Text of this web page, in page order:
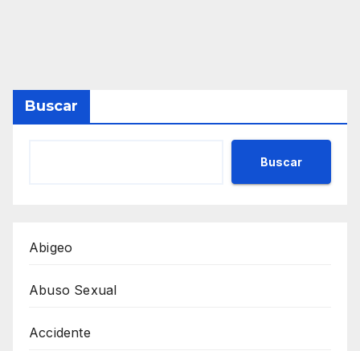
Buscar
Buscar
Abigeo
Abuso Sexual
Accidente